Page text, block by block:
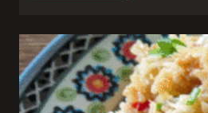
na
rowerze